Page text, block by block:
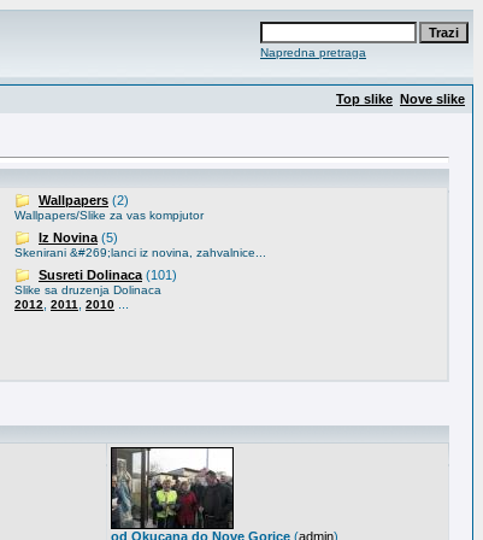
Napredna pretraga
Top slike Nove slike
Wallpapers (2)
Wallpapers/Slike za vas kompjutor
Iz Novina (5)
Skenirani &#269;lanci iz novina, zahvalnice...
Susreti Dolinaca (101)
Slike sa druzenja Dolinaca
2012
2011 2010
od Okucana do Nove Gorice (admin)